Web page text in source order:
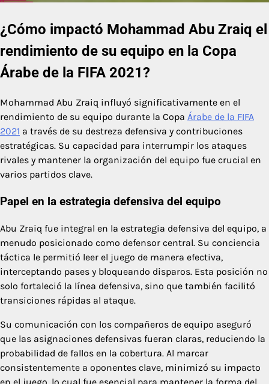
¿Cómo impactó Mohammad Abu Zraiq el
rendimiento de su equipo en la Copa
Árabe de la FIFA 2021?
Mohammad Abu Zraiq influyó significativamente en el
rendimiento de su equipo durante la Copa Árabe de la FIFA
2021 a través de su destreza defensiva y contribuciones
estratégicas. Su capacidad para interrumpir los ataques
rivales y mantener la organización del equipo fue crucial en
varios partidos clave.
Papel en la estrategia defensiva del equipo
Abu Zraiq fue integral en la estrategia defensiva del equipo, a
menudo posicionado como defensor central. Su conciencia
táctica le permitió leer el juego de manera efectiva,
interceptando pases y bloqueando disparos. Esta posición no
solo fortaleció la línea defensiva, sino que también facilitó
transiciones rápidas al ataque.
Su comunicación con los compañeros de equipo aseguró
que las asignaciones defensivas fueran claras, reduciendo la
probabilidad de fallos en la cobertura. Al marcar
consistentemente a oponentes clave, minimizó su impacto
en el juego, lo cual fue esencial para mantener la forma del